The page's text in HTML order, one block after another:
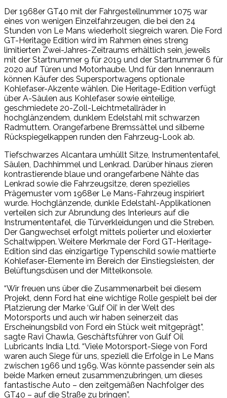
Der 1968er GT40 mit der Fahrgestellnummer 1075 war
eines von wenigen Einzelfahrzeugen, die bei den 24
Stunden von Le Mans wiederholt siegreich waren. Die Ford
GT-Heritage Edition wird im Rahmen eines streng
limitierten Zwei-Jahres-Zeitraums erhältlich sein, jeweils
mit der Startnummer 9 für 2019 und der Startnummer 6 für
2020 auf Türen und Motorhaube. Und für den Innenraum
können Käufer des Supersportwagens optionale
Kohlefaser-Akzente wählen. Die Heritage-Edition verfügt
über A-Säulen aus Kohlefaser sowie einteilige,
geschmiedete 20-Zoll-Leichtmetallräder in
hochglänzendem, dunklem Edelstahl mit schwarzen
Radmuttern. Orangefarbene Bremssättel und silberne
Rückspiegelkappen runden den Fahrzeug-Look ab.
Tiefschwarzes Alcantara umhüllt Sitze, Instrumententafel,
Säulen, Dachhimmel und Lenkrad. Darüber hinaus zieren
kontrastierende blaue und orangefarbene Nähte das
Lenkrad sowie die Fahrzeugsitze, deren spezielles
Prägemuster vom 1968er Le Mans-Fahrzeug inspiriert
wurde. Hochglänzende, dunkle Edelstahl-Applikationen
verteilen sich zur Abrundung des Interieurs auf die
Instrumententafel, die Türverkleidungen und die Streben.
Der Gangwechsel erfolgt mittels polierter und eloxierter
Schaltwippen. Weitere Merkmale der Ford GT-Heritage-
Edition sind das einzigartige Typenschild sowie mattierte
Kohlefaser-Elemente im Bereich der Einstiegsleisten, der
Belüftungsdüsen und der Mittelkonsole.
“Wir freuen uns über die Zusammenarbeit bei diesem
Projekt, denn Ford hat eine wichtige Rolle gespielt bei der
Platzierung der Marke ‘Gulf Oil’ in der Welt des
Motorsports und auch wir haben seinerzeit das
Erscheinungsbild von Ford ein Stück weit mitgeprägt”,
sagte Ravi Chawla, Geschäftsführer von Gulf Oil
Lubricants India Ltd. “Viele Motorsport-Siege von Ford
waren auch Siege für uns, speziell die Erfolge in Le Mans
zwischen 1966 und 1969. Was könnte passender sein als
beide Marken erneut zusammenzubringen, um dieses
fantastische Auto – den zeitgemäßen Nachfolger des
GT40 – auf die Straße zu bringen”.